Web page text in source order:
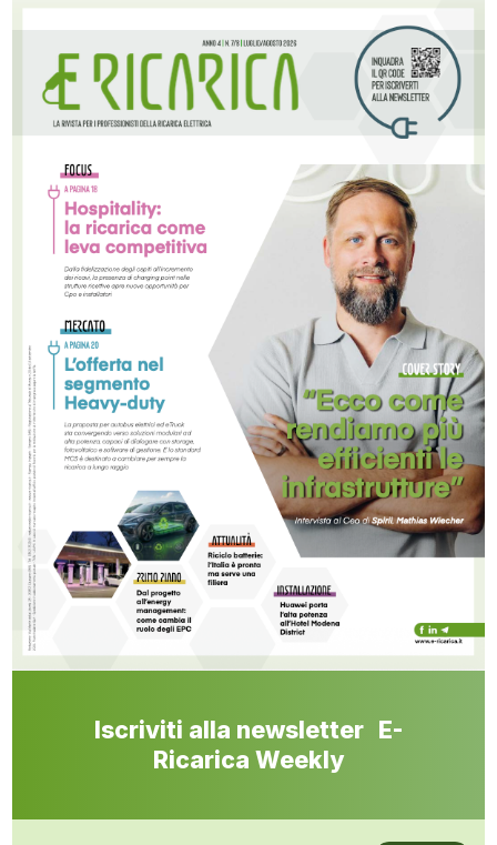
Iscriviti alla newsletter E-
Ricarica Weekly